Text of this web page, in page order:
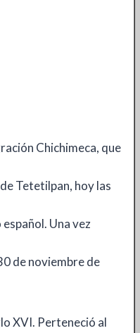
Chichimeca, que
Tetetilpan, hoy las
Una vez
de noviembre de
XVI. Perteneció al